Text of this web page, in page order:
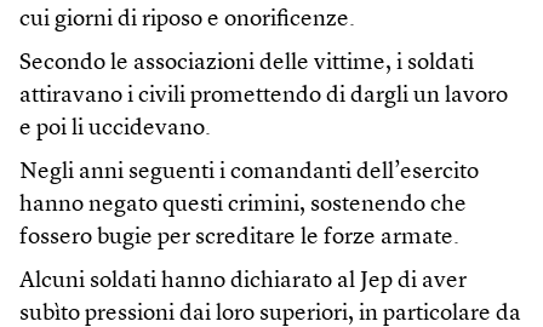
cui giorni di riposo e onorificenze.
Secondo le associazioni delle vittime, i soldati
attiravano i civili promettendo di dargli un lavoro
e poi li uccidevano.
Negli anni seguenti i comandanti dell’esercito
hanno negato questi crimini, sostenendo che
fossero bugie per screditare le forze armate.
Alcuni soldati hanno dichiarato al Jep di aver
subìto pressioni dai loro superiori, in particolare da